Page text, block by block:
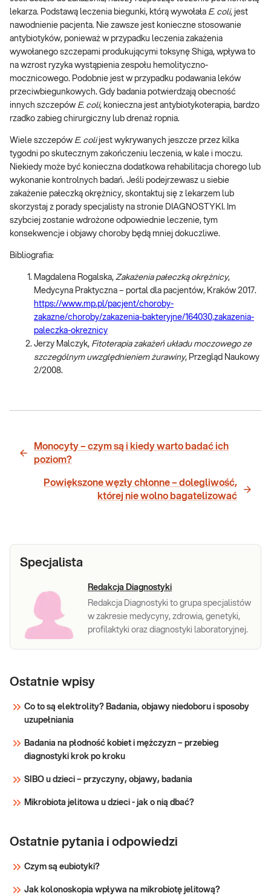
lekarza. Podstawą leczenia biegunki, którą wywołała E. coli, jest
nawodnienie pacjenta. Nie zawsze jest konieczne stosowanie
antybiotyków, ponieważ w przypadku leczenia zakażenia
wywołanego szczepami produkującymi toksynę Shiga, wpływa to
na wzrost ryzyka wystąpienia zespołu hemolityczno-
mocznicowego. Podobnie jest w przypadku podawania leków
przeciwbiegunkowych. Gdy badania potwierdzają obecność
innych szczepów E. coli, konieczna jest antybiotykoterapia, bardzo
rzadko zabieg chirurgiczny lub drenaż ropnia.
Wiele szczepów E. colijest wykrywanych jeszcze przez kilka
tygodni po skutecznym zakończeniu leczenia, w kale i moczu.
Niekiedy może być konieczna dodatkowa rehabilitacja chorego lub
wykonanie kontrolnych badań. Jeśli podejrzewasz u siebie
zakażenie pałeczką okrężnicy, skontaktuj się z lekarzem lub
skorzystaj z porady specjalisty na stronie DIAGNOSTYKI. Im
szybciej zostanie wdrożone odpowiednie leczenie, tym
konsekwencje i objawy choroby będą mniej dokuczliwe.
Bibliografia:
Magdalena Rogalska, Zakażenia pałeczką okrężnicy,
Medycyna Praktyczna – portal dla pacjentów, Kraków 2017.
https://www.mp.pl/pacjent/choroby-
zakazne/choroby/zakazenia-bakteryjne/164030,zakazenia-
paleczka-okreznicy
Jerzy Malczyk, Fitoterapia zakażeń układu moczowego ze
szczególnym uwzględnieniem żurawiny, Przegląd Naukowy
2/2008.
Monocyty – czym są i kiedy warto badać ich
poziom?
Powiększone węzły chłonne – dolegliwość,
której nie wolno bagatelizować
Specjalista
Redakcja Diagnostyki
Redakcja Diagnostyki to grupa specjalistów
w zakresie medycyny, zdrowia, genetyki,
profilaktyki oraz diagnostyki laboratoryjnej.
Ostatnie wpisy
Co to są elektrolity? Badania, objawy niedoboru i sposoby
uzupełniania
Badania na płodność kobiet i mężczyzn – przebieg
diagnostyki krok po kroku
SIBO u dzieci – przyczyny, objawy, badania
Mikrobiota jelitowa u dzieci - jak o nią dbać?
Ostatnie pytania i odpowiedzi
Czym są eubiotyki?
Jak kolonoskopia wpływa na mikrobiotę jelitową?